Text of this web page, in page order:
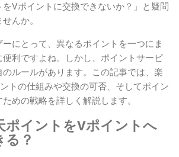
Vポイントに交換できないか？」と疑問
んか。
にとって、異なるポイントを一つにま
便利ですよね。しかし、ポイントサービ
のルールがあります。この記事では、楽
トの仕組みや交換の可否、そしてポイン
めの戦略を詳しく解説します。
ポイントをVポイントへ
る？